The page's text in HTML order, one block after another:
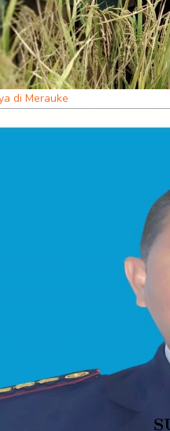
di Merauke